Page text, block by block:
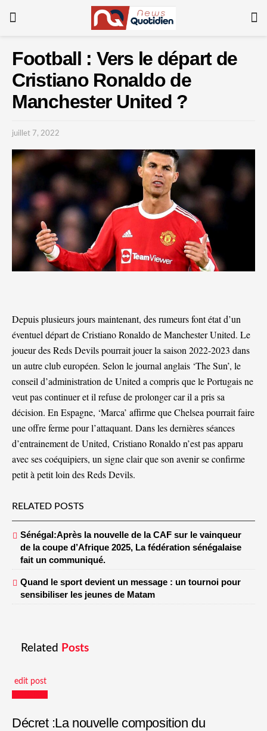
Football : Vers le départ de
Cristiano Ronaldo de
Manchester United ?
juillet 7, 2022
Depuis plusieurs jours maintenant, des rumeurs font état d’un
éventuel départ de Cristiano Ronaldo de Manchester United. Le
joueur des Reds Devils pourrait jouer la saison 2022-2023 dans
un autre club européen. Selon le journal anglais ‘The Sun’, le
conseil d’administration de United a compris que le Portugais ne
veut pas continuer et il refuse de prolonger car il a pris sa
décision. En Espagne, ‘Marca’ affirme que Chelsea pourrait faire
une offre ferme pour l’attaquant. Dans les dernières séances
d’entrainement de United, Cristiano Ronaldo n’est pas apparu
avec ses coéquipiers, un signe clair que son avenir se confirme
petit à petit loin des Reds Devils.
RELATED POSTS
Sénégal:Après la nouvelle de la CAF sur le vainqueur
de la coupe d’Afrique 2025, La fédération sénégalaise
fait un communiqué.
Quand le sport devient un message : un tournoi pour
sensibiliser les jeunes de Matam
Related Posts
edit post
Décret :La nouvelle composition du